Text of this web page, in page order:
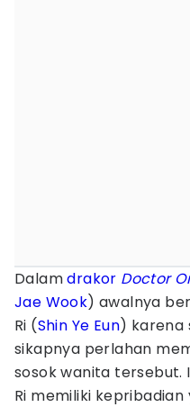
Dalamdrakor Doctor
Jae Wook) awalnya
Ri (Shin Ye Eun) karena
sikapnya perlahan
sosok wanita tersebut.
Ri memiliki